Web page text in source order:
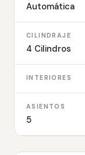
Automática
CILINDRAJE
4 Cilindros
INTERIORES
ASIENTOS
5